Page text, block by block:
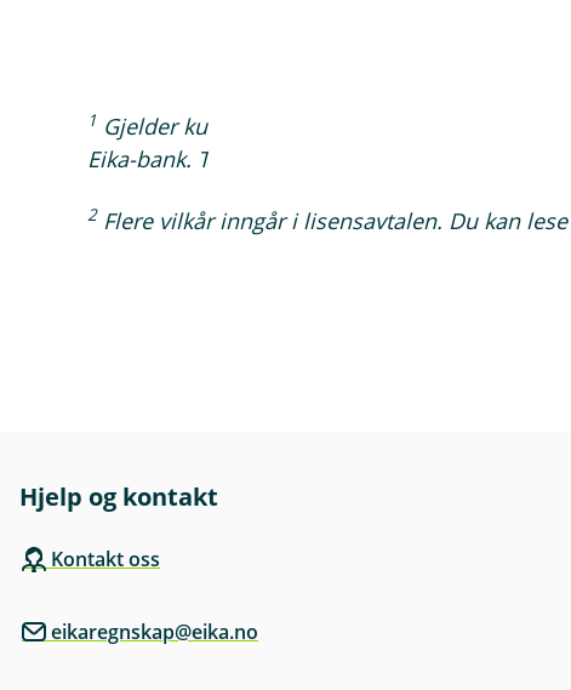
1 Gjelder kun lisenskostnaden for nyetablerte
Eika-bank. Transaksjonskostnader og ev.
2Flere vilkår inngår i lisensavtalen. Du kan
Hjelp og kontakt
Kontakt oss
eikaregnskap@eika.no